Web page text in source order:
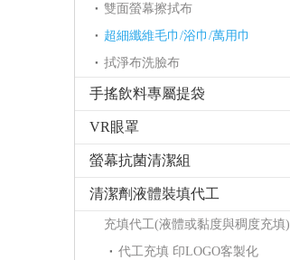
雙面螢幕擦拭布
超細纖維毛巾/浴巾/萬用巾
拭淨布洗臉布
手搖飲料專屬提袋
VR眼罩
螢幕抗菌清潔組
清潔劑液體裝填代工
充填代工(液體或黏度與稠度充填)
代工充填 印LOGO客製化